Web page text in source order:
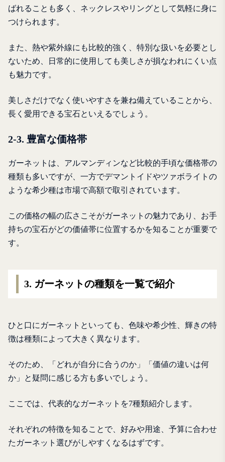
ばれることも多く、ネックレスやリングとして気軽に身に
つけられます。
また、熱や紫外線にも比較的強く、特別な扱いを必要とし
ないため、日常的に使用しても美しさが損なわれにくい点
も魅力です。
美しさだけでなく使いやすさを兼ね備えていることから、
長く愛用できる宝石といえるでしょう。
2-3. 豊富な価格帯
ガーネットは、アルマンディンなど比較的手頃な価格帯の
種類も多いですが、一方でデマントイドやツァボライトの
ような希少種は市場で高額で取引されています。
この価格の幅の広さこそがガーネットの魅力であり、お手
持ちの宝石がどの価値帯に位置するかを知ることが重要で
す。
3. ガーネットの種類を一覧で紹介
ひと口にガーネットといっても、色味や希少性、輝きの特
徴は種類によって大きく異なります。
そのため、「どれが自分に合うのか」「価値の違いは何
か」と疑問に感じる方も多いでしょう。
ここでは、代表的なガーネットを7種類紹介します。
それぞれの特徴を知ることで、好みや用途、予算に合わせ
たガーネット選びがしやすくなるはずです。